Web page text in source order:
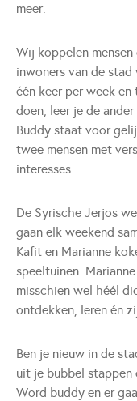
meer.
Wij koppelen
inwoners van de stad
één keer per week
doen, leer je de
Buddy staat voor
twee mensen met
interesses.
De Syrische Jerjos
gaan elk weekend
Kafit en Marianne
speeltuinen.
misschien wel héél
ontdekken, leren én
Ben je nieuw in de
uit je bubbel stappen
Word buddy en er